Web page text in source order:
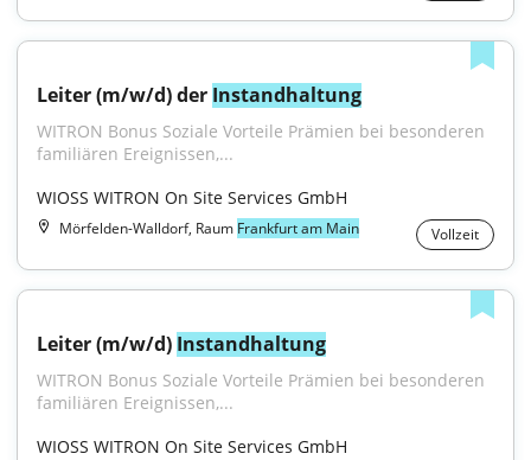
Leiter (m/w/d) der Instandhaltung
WITRON Bonus Soziale Vorteile Prämien bei besonderen
familiären Ereignissen,...
WIOSS WITRON On Site Services GmbH
Mörfelden-Walldorf, Raum Frankfurt am Main Vollzeit
Leiter (m/w/d) Instandhaltung
WITRON Bonus Soziale Vorteile Prämien bei besonderen
familiären Ereignissen,...
WIOSS WITRON On Site Services GmbH